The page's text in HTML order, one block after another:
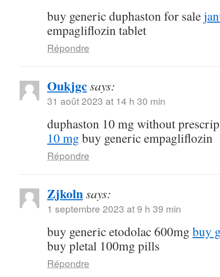
buy generic duphaston for sale
empagliflozin tablet
Répondre
Oukjgcsays:
31 août 2023 at 14 h 30 min
duphaston 10 mg without
10 mg buy generic empagliflozin
Répondre
Zjkolnsays:
1 septembre 2023 at 9 h 39 min
buy generic etodolac 600mg buy
buy pletal 100mg pills
Répondre